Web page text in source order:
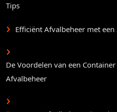
Tips
Efficiënt Afvalbeheer met
De Voordelen van een
Afvalbeheer